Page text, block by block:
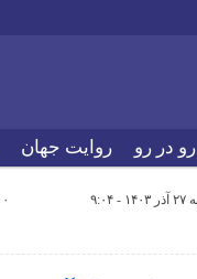
رو در رو روایت جهان
۰ نظر